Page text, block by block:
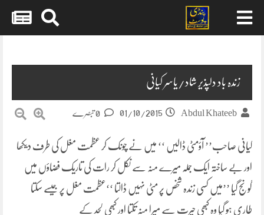
زندہ باد دلپذیر شاد/یاسر کیانی
Abdul Khateeb
01/10/2015
کیانی صاحب’’ آؤمٹی ڈالیں ‘‘ میں نے چونک کر عظمت مغل کی طرف دیکھا
اور بے ساختہ ایک جملہ میرے منہ سے نکل کر رات کی تاریک فضاؤں میں
گونج گیا ’’میں کسی زندہ شخص پر مٹی نہیں ڈالتا ‘‘عظمت مغل پر جیسے سکتا
طاری ہو گیا وہ کبھی حیرت سے میرا منہ تکتا اور کبھی لحد کے